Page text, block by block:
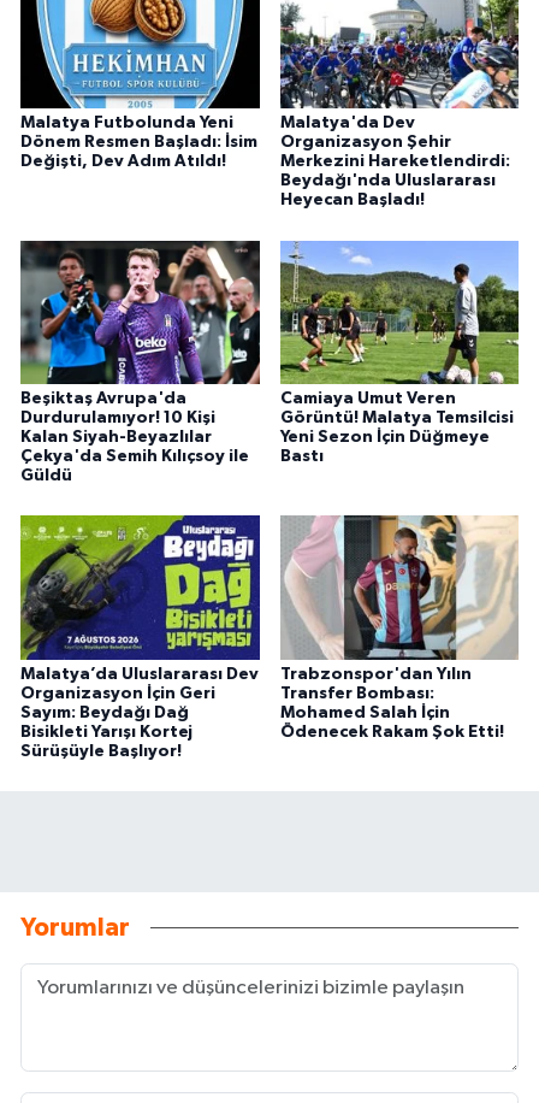
Malatya Futbolunda Yeni
Dönem Resmen Başladı: İsim
Değişti, Dev Adım Atıldı!
Malatya'da Dev
Organizasyon Şehir
Merkezini Hareketlendirdi:
Beydağı'nda Uluslararası
Heyecan Başladı!
Beşiktaş Avrupa'da
Durdurulamıyor! 10 Kişi
Kalan Siyah-Beyazlılar
Çekya'da Semih Kılıçsoy ile
Güldü
Camiaya Umut Veren
Görüntü! Malatya Temsilcisi
Yeni Sezon İçin Düğmeye
Bastı
Malatya’da Uluslararası Dev
Organizasyon İçin Geri
Sayım: Beydağı Dağ
Bisikleti Yarışı Kortej
Sürüşüyle Başlıyor!
Trabzonspor'dan Yılın
Transfer Bombası:
Mohamed Salah İçin
Ödenecek Rakam Şok Etti!
Yorumlar